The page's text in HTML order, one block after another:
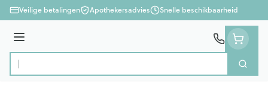
Ga naar de inhoud
Veilige betalingen Apothekersadvies Snelle beschikbaarheid
Menu
Product, merk, categorie...
Zoek